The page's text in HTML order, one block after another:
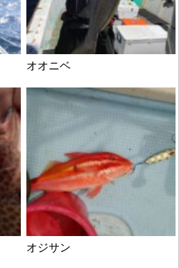
オオニベ
オジサン